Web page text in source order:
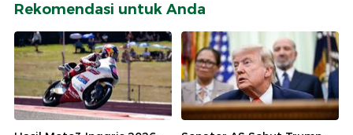
Rekomendasi untuk Anda